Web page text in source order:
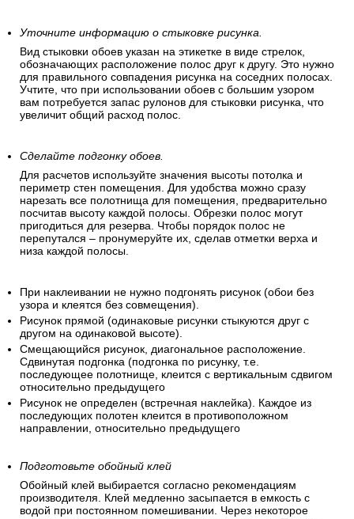
Уточните информацию о стыковке рисунка.
Вид стыковки обоев указан на этикетке в виде стрелок,
обозначающих расположение полос друг к другу. Это нужно
для правильного совпадения рисунка на соседних полосах.
Учтите, что при использовании обоев с большим узором
вам потребуется запас рулонов для стыковки рисунка, что
увеличит общий расход полос.
Сделайте подгонку обоев.
Для расчетов используйте значения высоты потолка и
периметр стен помещения. Для удобства можно сразу
нарезать все полотнища для помещения, предварительно
посчитав высоту каждой полосы. Обрезки полос могут
пригодиться для резерва. Чтобы порядок полос не
перепутался – пронумеруйте их, сделав отметки верха и
низа каждой полосы.
При наклеивании не нужно подгонять рисунок (обои без
узора и клеятся без совмещения).
Рисунок прямой (одинаковые рисунки стыкуются друг с
другом на одинаковой высоте).
Смещающийся рисунок, диагональное расположение.
Сдвинутая подгонка (подгонка по рисунку, т.е.
последующее полотнище, клеится с вертикальным сдвигом
относительно предыдущего
Рисунок не определен (встречная наклейка). Каждое из
последующих полотен клеится в противоположном
направлении, относительно предыдущего
Подготовьте обойный клей
Обойный клей выбирается согласно рекомендациям
производителя. Клей медленно засыпается в емкость с
водой при постоянном помешивании. Через некоторое